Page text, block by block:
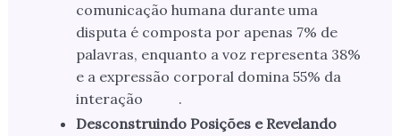
comunicação humana durante uma
disputa é composta por apenas 7% de
palavras, enquanto a voz representa 38%
e a expressão corporal domina 55% da
interação
.
Desconstruindo Posições e Revelando